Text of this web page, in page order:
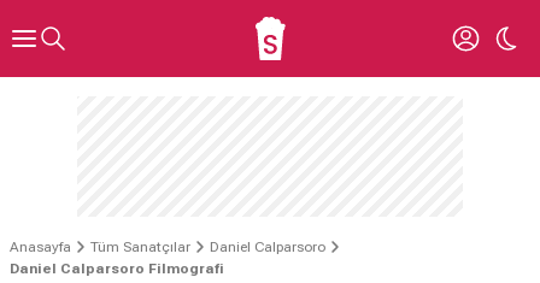
Anasayfa Tüm Sanatçılar
Daniel Calparsoro
Daniel Calparsoro Filmografi